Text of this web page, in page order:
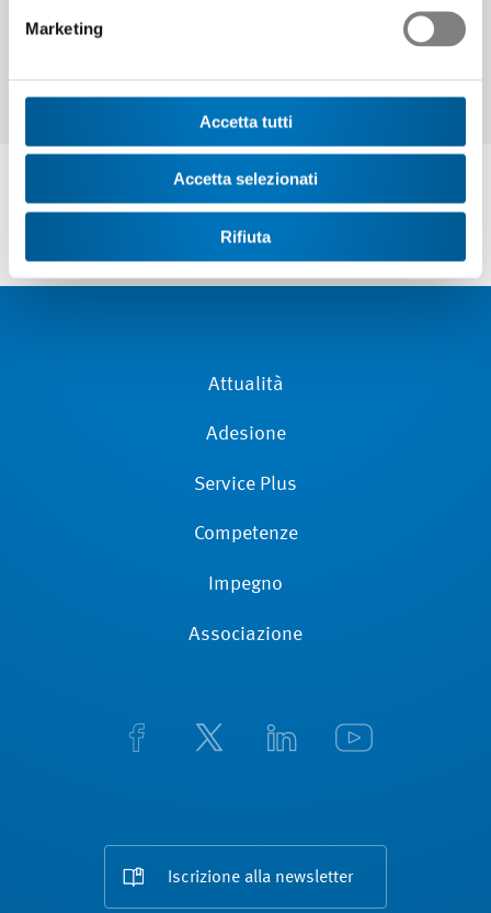
Marketing
Accetta tutti
Accetta selezionati
Rifiuta
Attualità
Adesione
Service Plus
Competenze
Impegno
Associazione
Iscrizione alla newsletter